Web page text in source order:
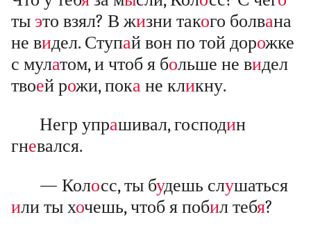
ты это взял? В жизни такого болвана
не видел. Ступай вон по той дорожке
с мулатом, и чтоб я больше не видел
твоей рожи, пока не кликну.
Негр упрашивал, господин
гневался.
— Колосс, ты будешь слушаться
или ты хочешь, чтоб я побил тебя?